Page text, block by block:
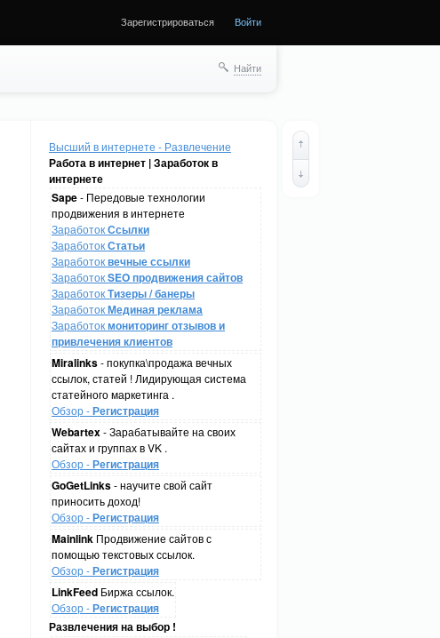
Зарегистрироваться Войти
Найти
Высший в интернете - Развлечение
Работа в интернет | Заработок в
интернете
Sape- Передовые технологии
продвижения в интернете
ЗаработокСсылки
ЗаработокСтатьи
Заработоквечные ссылки
ЗаработокSEO продвижения сайтов
ЗаработокТизеры / банеры
ЗаработокМединая реклама
Заработокмониторинг отзывов и
привлечения клиентов
Miralinks- покупка\продажа вечных
ссылок, статей ! Лидирующая система
статейного маркетинга .
Обзор -Регистрация
Webartex- Зарабатывайте на своих
сайтах и группах в VK .
Обзор -Регистрация
GoGetLinks- научите свой сайт
приносить доход!
Обзор -Регистрация
Mainlink Продвижение сайтов с
помощью текстовых ссылок.
Обзор -Регистрация
LinkFeed Биржа ссылок.
Обзор -Регистрация
Развлечения на выбор !